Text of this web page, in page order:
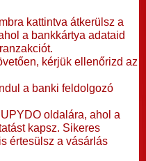
kattintva átkerülsz a
a bankkártya adataid
kérjük ellenőrizd az
a banki feldolgozó
oldalára, ahol a
kapsz. Sikeres
értesülsz a vásárlás